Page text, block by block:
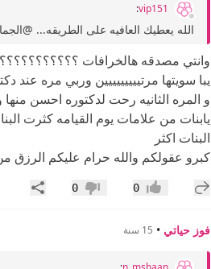
vip151
:
الله يعطيك العافيه على الطريقه...
وانتي مصدقه هالخرافات ؟؟؟؟؟؟؟؟؟؟؟
يبا سويتها مرتييييييييين وربي مره
و المره الثانيه رحت لدكتوره احسن
يابنات من علامات يوم القيامه كثرت
البنات اكثر
كبرو عقولكم والله حرام عليكم الرزق
إضافة رد جديد
إعجاب0 عدم إعجاب
0 مشاركة
فوز حياتي • 15 سنة
n_mshaan
: